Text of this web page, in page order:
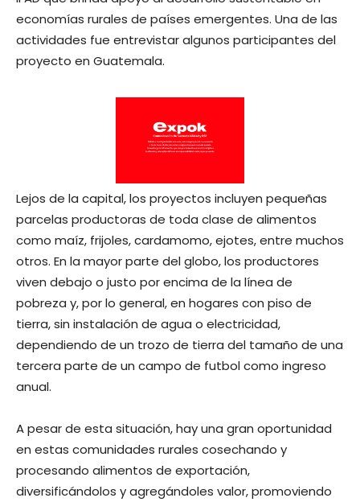
economías rurales de países emergentes. Una de las
actividades fue entrevistar algunos participantes del
proyecto en Guatemala.
Lejos de la capital, los proyectos incluyen pequeñas
parcelas productoras de toda clase de alimentos
como maíz, frijoles, cardamomo, ejotes, entre muchos
otros. En la mayor parte del globo, los productores
viven debajo o justo por encima de la línea de
pobreza y, por lo general, en hogares con piso de
tierra, sin instalación de agua o electricidad,
dependiendo de un trozo de tierra del tamaño de una
tercera parte de un campo de futbol como ingreso
anual.
A pesar de esta situación, hay una gran oportunidad
en estas comunidades rurales cosechando y
procesando alimentos de exportación,
diversificándolos y agregándoles valor, promoviendo